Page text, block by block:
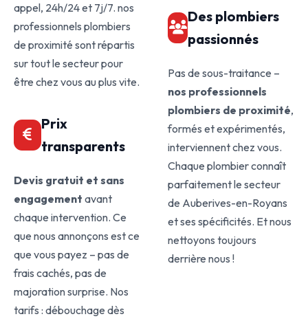
appel, 24h/24 et 7j/7. nos
professionnels plombiers
de proximité sont répartis
sur tout le secteur pour
être chez vous au plus vite.
Prix
transparents
Devis gratuit et sans
engagement avant
chaque intervention. Ce
que nous annonçons est ce
que vous payez – pas de
frais cachés, pas de
majoration surprise. Nos
tarifs : débouchage dès
Des plombiers
passionnés
Pas de sous-traitance –
nos professionnels
plombiers de proximité,
formés et expérimentés,
interviennent chez vous.
Chaque plombier connaît
parfaitement le secteur
de Auberives-en-Royans
et ses spécificités. Et nous
nettoyons toujours
derrière nous !